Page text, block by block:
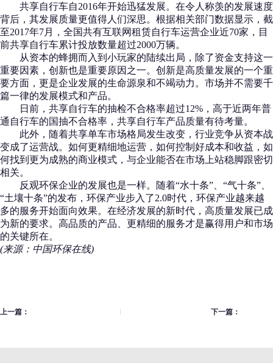
共享自行车自2016年开始迅猛发展。在令人称羡的发展速度
背后，其发展质量更值得人们深思。根据相关部门数据显示，截
至2017年7月，全国共有互联网租赁自行车运营企业近70家，目
前共享自行车累计投放数量超过2000万辆。
从资本的蜂拥而入到小玩家的陆续出局，除了资金支持这一
重要因素，创新也是重要原因之一。创新是高质量发展的一个重
要方面，更是企业发展的生命源泉和不竭动力。市场并不需要千
篇一律的发展模式和产品。
日前，共享自行车的抽检不合格率超过12%，高于近两年普
通自行车的国抽不合格率，共享自行车产品质量有待考量。
此外，随着共享单车市场格局发生改变，行业竞争从资本战
变成了运营战。如何更精细地运营，如何控制好成本和收益，如
何找到更为成熟的商业模式，与企业能否在市场上站稳脚跟密切
相关。
反观环保企业的发展也是一样。随着“水十条”、“气十条”、
“土壤十条”的发布，环保产业步入了2.0时代，环保产业越来越
多的服务开始面向效果。在经济发展的新时代，高质量发展已成
为新的要求。高品质的产品、更精细的服务才是赢得用户和市场
的关键所在。
(来源：中国环保在线)
上一篇： 下一篇：